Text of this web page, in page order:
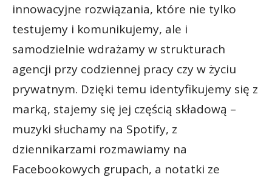
innowacyjne rozwiązania, które nie tylko
testujemy i komunikujemy, ale i
samodzielnie wdrażamy w strukturach
agencji przy codziennej pracy czy w życiu
prywatnym. Dzięki temu identyfikujemy się z
marką, stajemy się jej częścią składową –
muzyki słuchamy na Spotify, z
dziennikarzami rozmawiamy na
Facebookowych grupach, a notatki ze